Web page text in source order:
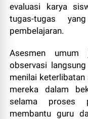
evaluasi karya
tugas-tugas
pembelajaran.
Asesmen umum
observasi
menilai
mereka dalam
selama proses
membantu guru